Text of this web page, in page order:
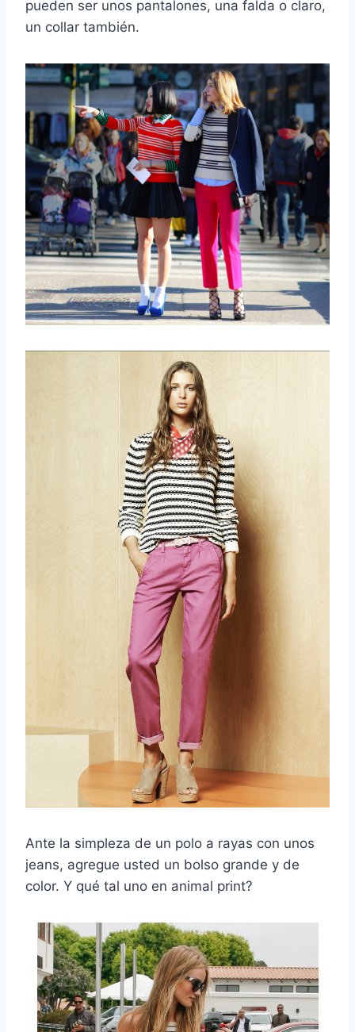
pueden ser unos pantalones, una falda o claro,
un collar también.
Ante la simpleza de un polo a rayas con unos
jeans, agregue usted un bolso grande y de
color. Y qué tal uno en animal print?